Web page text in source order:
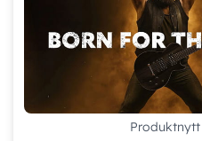
MEDIA
Produktnytt